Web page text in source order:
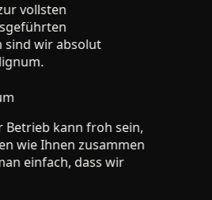
vollsten
wir absolut
kann froh sein,
wie Ihnen zusammen
einfach, dass wir